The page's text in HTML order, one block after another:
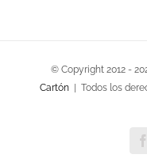
© Copyright 2012 -
Cartón| Todos los